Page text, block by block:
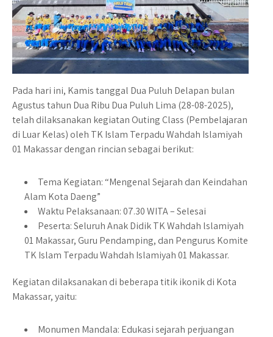
Pada hari ini, Kamis tanggal Dua Puluh Delapan bulan
Agustus tahun Dua Ribu Dua Puluh Lima (28-08-2025),
telah dilaksanakan kegiatan Outing Class (Pembelajaran
di Luar Kelas) oleh TK Islam Terpadu Wahdah Islamiyah
01 Makassar dengan rincian sebagai berikut:
Tema Kegiatan: “Mengenal Sejarah dan Keindahan
Alam Kota Daeng”
Waktu Pelaksanaan: 07.30 WITA – Selesai
Peserta: Seluruh Anak Didik TK Wahdah lslamiyah
01 Makassar, Guru Pendamping, dan Pengurus Komite
TK Islam Terpadu Wahdah Islamiyah 01 Makassar.
Kegiatan dilaksanakan di beberapa titik ikonik di Kota
Makassar, yaitu:
Monumen Mandala: Edukasi sejarah perjuangan